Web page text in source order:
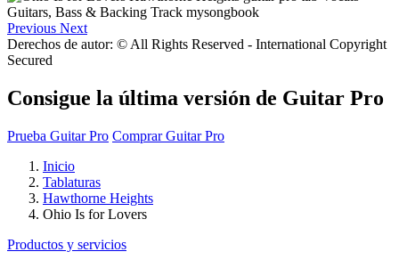
Previous Next
Derechos de autor: © All Rights Reserved - International Copyright
Secured
Consigue la última versión de Guitar Pro
Prueba Guitar Pro Comprar Guitar Pro
Inicio
Tablaturas
Hawthorne Heights
Ohio Is for Lovers
Productos y servicios